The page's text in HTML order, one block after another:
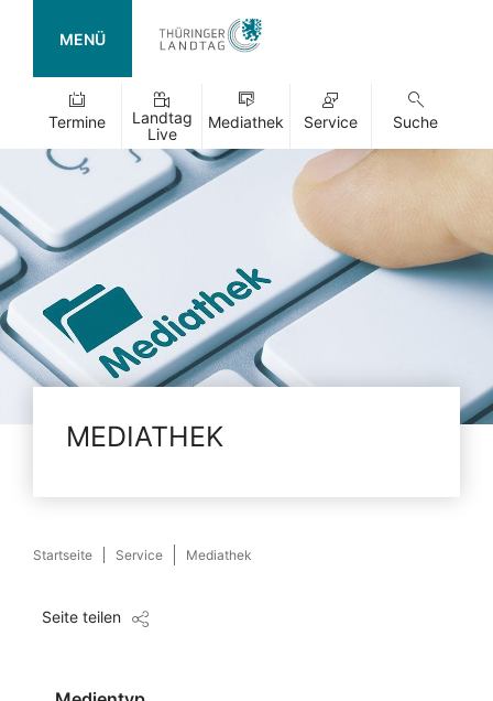
MENÜ
Termine
Landtag
Live
Mediathek Service Suche
MEDIATHEK
Startseite Service Mediathek
Seite teilen